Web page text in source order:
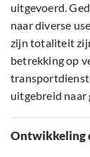
uitgevoerd.
naar diverse
zijn totaliteit
betrekking op
uitgebreid naar
Ontwikkeling